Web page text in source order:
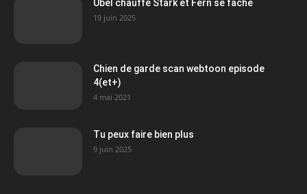
Ubel chauffe Stark et Fern se fâche
19 juin 2025
Chien de garde scan webtoon episode
4(et+)
4 mai 2021
Tu peux faire bien plus
9 juin 2025